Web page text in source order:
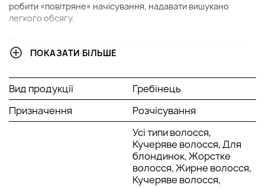
робити «повітряне» начісування, надавати вишукано
легкого обсягу.
мікроциркуляції та зміцненню волосяних цибулин.
шкіру голови, не рвуть і не ушкоджують структуру волосся.
Щітка оптимізує процес укладання та забезпечує легкість
розчісування. Аксесуар зручний у використанні і не
вимагає спеціального догляду, крім стандартних миючих
засобів.
ПОКАЗАТИ БІЛЬШЕ
Вид продукції
Гребінець
Призначення
Розчісування
Усі типи волосся,
Кучеряве волосся, Для
блондинок, Жорстке
волосся, Жирне волосся,
Кучеряве волосся,